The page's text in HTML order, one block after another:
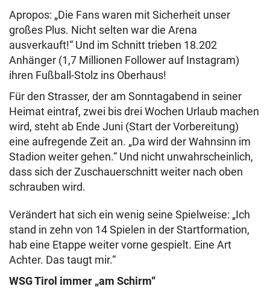
Apropos: „Die Fans waren mit Sicherheit unser
großes Plus. Nicht selten war die Arena
ausverkauft!“ Und im Schnitt trieben 18.202
Anhänger (1,7 Millionen Follower auf Instagram)
ihren Fußball-Stolz ins Oberhaus!
Für den Strasser, der am Sonntagabend in seiner
Heimat eintraf, zwei bis drei Wochen Urlaub machen
wird, steht ab Ende Juni (Start der Vorbereitung)
eine aufregende Zeit an. „Da wird der Wahnsinn im
Stadion weiter gehen.“ Und nicht unwahrscheinlich,
dass sich der Zuschauerschnitt weiter nach oben
schrauben wird.
Verändert hat sich ein wenig seine Spielweise: „Ich
stand in zehn von 14 Spielen in der Startformation,
hab eine Etappe weiter vorne gespielt. Eine Art
Achter. Das taugt mir.“
WSG Tirol immer „am Schirm“